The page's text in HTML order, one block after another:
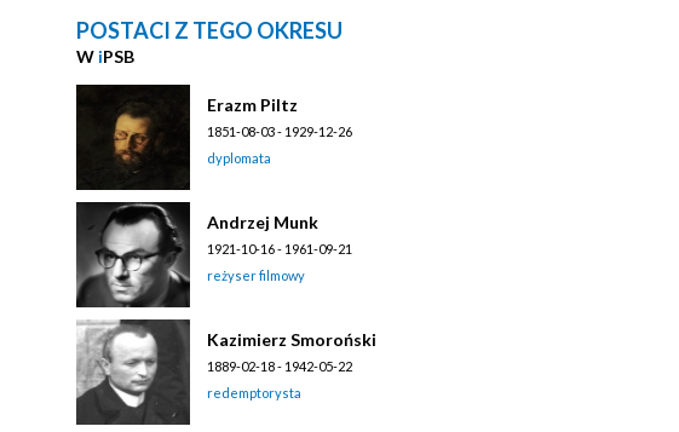
POSTACI Z TEGO OKRESU
W iPSB
Erazm Piltz
1851-08-03 - 1929-12-26
dyplomata
Andrzej Munk
1921-10-16 - 1961-09-21
reżyser filmowy
Kazimierz Smoroński
1889-02-18 - 1942-05-22
redemptorysta